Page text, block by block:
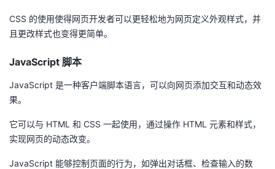
CSS 的使用使得网页开发者可以更轻松地为网页定义外观样式，并
且更改样式也变得更简单。
JavaScript 脚本
JavaScript 是一种客户端脚本语言，可以向网页添加交互和动态效
果。
它可以与 HTML 和 CSS 一起使用，通过操作 HTML 元素和样式，
实现网页的动态改变。
JavaScript 能够控制页面的行为，如弹出对话框、检查输入的数